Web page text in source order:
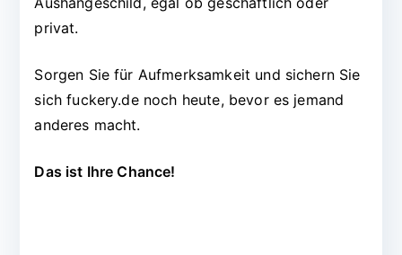
privat.
Sorgen Sie für Aufmerksamkeit und sichern Sie
sich fuckery.de noch heute, bevor es jemand
anderes macht.
Das ist Ihre Chance!